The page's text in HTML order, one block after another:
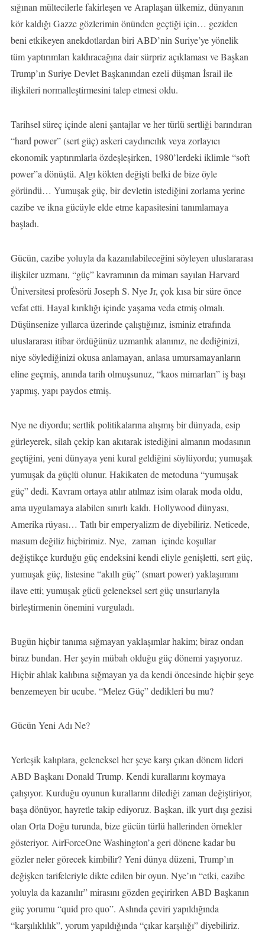
sığınan mültecilerle fakirleşen ve Araplaşan ülkemiz, dünyanın
kör kaldığı Gazze gözlerimin önünden geçtiği için… geziden
beni etkikeyen anekdotlardan biri ABD’nin Suriye’ye yönelik
tüm yaptırımları kaldıracağına dair sürpriz açıklaması ve Başkan
Trump’ın Suriye Devlet Başkanından ezeli düşman İsrail ile
ilişkileri normalleştirmesini talep etmesi oldu.
Tarihsel süreç içinde aleni şantajlar ve her türlü sertliği barındıran
“hard power” (sert güç) askeri caydırıcılık veya zorlayıcı
ekonomik yaptırımlarla özdeşleşirken, 1980’lerdeki iklimle “soft
power”a dönüştü. Algı kökten değişti belki de bize öyle
göründü… Yumuşak güç, bir devletin istediğini zorlama yerine
cazibe ve ikna gücüyle elde etme kapasitesini tanımlamaya
başladı.
Gücün, cazibe yoluyla da kazanılabileceğini söyleyen uluslararası
ilişkiler uzmanı, “güç” kavramının da mimarı sayılan Harvard
Üniversitesi profesörü Joseph S. Nye Jr, çok kısa bir süre önce
vefat etti. Hayal kırıklığı içinde yaşama veda etmiş olmalı.
Düşünsenize yıllarca üzerinde çalıştığınız, isminiz etrafında
uluslararası itibar ördüğünüz uzmanlık alanınız, ne dediğinizi,
niye söylediğinizi okusa anlamayan, anlasa umursamayanların
eline geçmiş, anında tarih olmuşsunuz, “kaos mimarları” iş başı
yapmış, yapı paydos etmiş.
Nye ne diyordu; sertlik politikalarına alışmış bir dünyada, esip
gürleyerek, silah çekip kan akıtarak istediğini almanın modasının
geçtiğini, yeni dünyaya yeni kural geldiğini söylüyordu; yumuşak
yumuşak da güçlü olunur. Hakikaten de metoduna “yumuşak
güç” dedi. Kavram ortaya atılır atılmaz isim olarak moda oldu,
ama uygulamaya alabilen sınırlı kaldı. Hollywood dünyası,
Amerika rüyası… Tatlı bir emperyalizm de diyebiliriz. Neticede,
masum değiliz hiçbirimiz. Nye, zaman içinde koşullar
değiştikçe kurduğu güç endeksini kendi eliyle genişletti, sert güç,
yumuşak güç, listesine “akıllı güç” (smart power) yaklaşımını
ilave etti; yumuşak gücü geleneksel sert güç unsurlarıyla
birleştirmenin önemini vurguladı.
Bugün hiçbir tanıma sığmayan yaklaşımlar hakim; biraz ondan
biraz bundan. Her şeyin mübah olduğu güç dönemi yaşıyoruz.
Hiçbir ahlak kalıbına sığmayan ya da kendi öncesinde hiçbir şeye
benzemeyen bir ucube. “Melez Güç” dedikleri bu mu?
Gücün Yeni Adı Ne?
Yerleşik kalıplara, geleneksel her şeye karşı çıkan dönem lideri
ABD Başkanı Donald Trump. Kendi kurallarını koymaya
çalışıyor. Kurduğu oyunun kurallarını dilediği zaman değiştiriyor,
başa dönüyor, hayretle takip ediyoruz. Başkan, ilk yurt dışı gezisi
olan Orta Doğu turunda, bize gücün türlü hallerinden örnekler
gösteriyor. AirForceOne Washington’a geri dönene kadar bu
gözler neler görecek kimbilir? Yeni dünya düzeni, Trump’ın
değişken tarifeleriyle dikte edilen bir oyun. Nye’ın “etki, cazibe
yoluyla da kazanılır” mirasını gözden geçirirken ABD Başkanın
güç yorumu “quid pro quo”. Aslında çeviri yapıldığında
“karşılıklılık”, yorum yapıldığında “çıkar karşılığı” diyebiliriz.